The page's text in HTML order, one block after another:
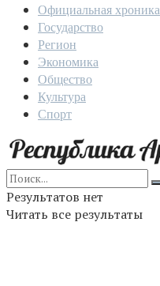
Официальная хроника
Государство
Регион
Экономика
Общество
Культура
Спорт
Результатов нет
Читать все результаты